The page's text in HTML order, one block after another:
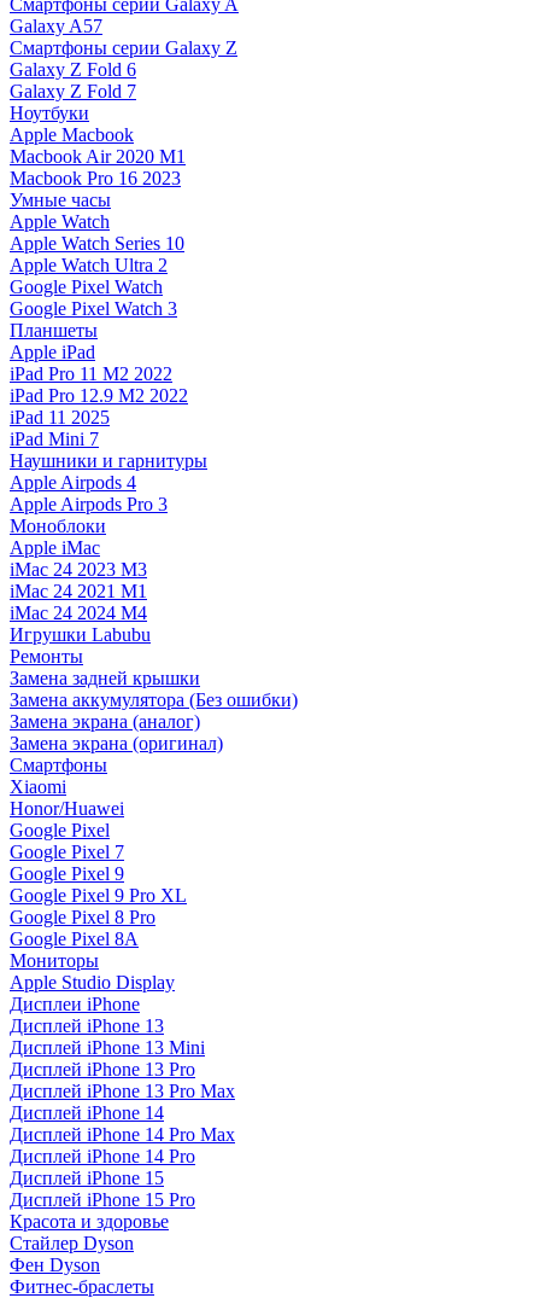
Смартфоны серии Galaxy A
Galaxy A57
Смартфоны серии Galaxy Z
Galaxy Z Fold 6
Galaxy Z Fold 7
Ноутбуки
Apple Macbook
Macbook Air 2020 M1
Macbook Pro 16 2023
Умные часы
Apple Watch
Apple Watch Series 10
Apple Watch Ultra 2
Google Pixel Watch
Google Pixel Watch 3
Планшеты
Apple iPad
iPad Pro 11 M2 2022
iPad Pro 12.9 M2 2022
iPad 11 2025
iPad Mini 7
Наушники и гарнитуры
Apple Airpods 4
Apple Airpods Pro 3
Моноблоки
Apple iMac
iMac 24 2023 M3
iMac 24 2021 M1
iMac 24 2024 M4
Игрушки Labubu
Ремонты
Замена задней крышки
Замена аккумулятора (Без ошибки)
Замена экрана (аналог)
Замена экрана (оригинал)
Смартфоны
Xiaomi
Honor/Huawei
Google Pixel
Google Pixel 7
Google Pixel 9
Google Pixel 9 Pro XL
Google Pixel 8 Pro
Google Pixel 8A
Мониторы
Apple Studio Display
Дисплеи iPhone
Дисплей iPhone 13
Дисплей iPhone 13 Mini
Дисплей iPhone 13 Pro
Дисплей iPhone 13 Pro Max
Дисплей iPhone 14
Дисплей iPhone 14 Pro Max
Дисплей iPhone 14 Pro
Дисплей iPhone 15
Дисплей iPhone 15 Pro
Красота и здоровье
Стайлер Dyson
Фен Dyson
Фитнес-браслеты